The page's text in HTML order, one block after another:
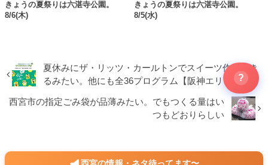
きょうの夏祭りは六湛寺公園。
8/6(木)
きょうの夏祭りは六湛寺公園。
8/5(水)
夏休みにザ・リッツ・カールトンでスイーツ作りでき
るみたい。他にも全36プログラム【阪神エリア】
西宮市の指定ごみ袋が品薄みたい。でもつくる量はい
つもどおりらしい
?